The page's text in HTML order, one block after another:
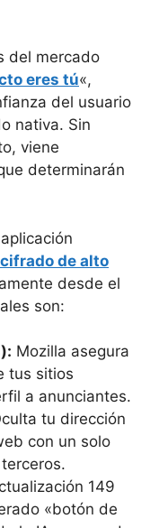
del mercado
eres tú«,
del usuario
nativa. Sin
viene
determinarán
de alto
desde el
son:
Mozilla asegura
tus sitios
a anunciantes.
tu dirección
con un solo
149
«botón de